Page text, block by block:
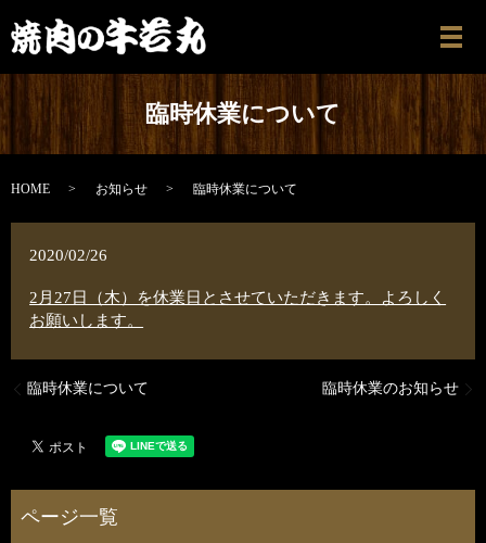
メ
臨時休業について
HOME お知らせ 臨時休業について
2020/02/26
2月27日（木）を休業日とさせていただきます。よろしく
お願いします。
臨時休業について 臨時休業のお知らせ